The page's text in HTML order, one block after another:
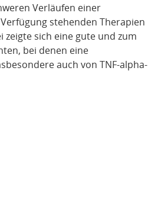
Verläufen einer
stehenden Therapien
sich eine gute und zum
bei denen eine
auch von TNF-alpha-